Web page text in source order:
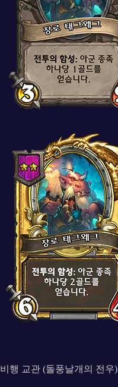
비행 교관 (돌풍날개의 전우)